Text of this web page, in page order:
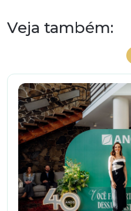
Veja também: